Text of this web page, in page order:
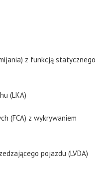
z funkcją statycznego
(LKA)
(FCA) z wykrywaniem
pojazdu (LVDA)